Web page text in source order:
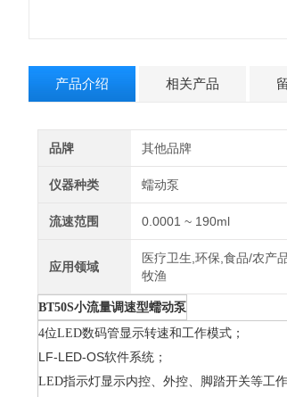
产品介绍 相关产品
品牌 其他品牌
仪器种类 蠕动泵
流速范围 0.0001 ~ 190ml
应用领域
医疗卫生,环保,食品/农产
牧渔
BT50S小流量调速型蠕动泵
4位LED数码管显示转速和工作模式；
LF-LED-OS软件系统；
LED指示灯显示内控、外控、脚踏开关等工作